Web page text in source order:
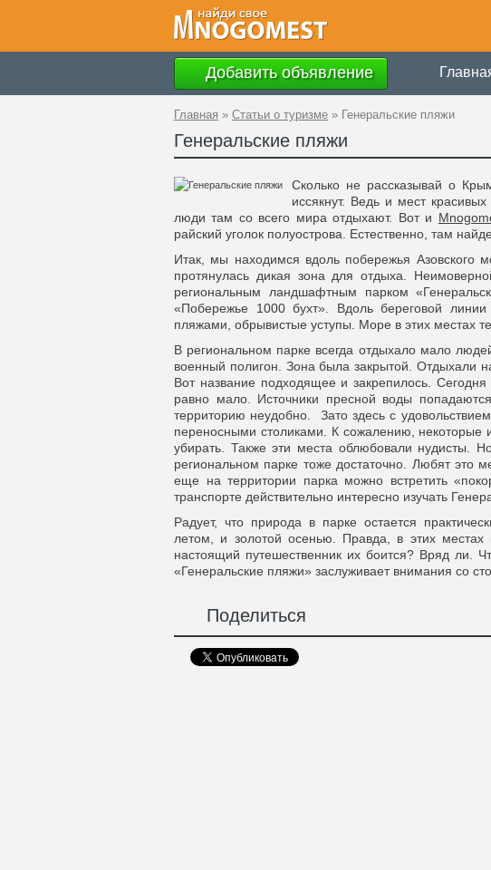
Добавить объявление
Главная » Статьи о туризме » Генеральские пляжи
Генеральские пляжи
Сколько не рассказывай о
иссякнут. Ведь и мест
люди там со всего мира отдыхают. Вот и
райский уголок полуострова. Естественно, там
Итак, мы находимся вдоль побережья Азовского
протянулась дикая зона для отдыха.
региональным ландшафтным парком
«Побережье 1000 бухт». Вдоль береговой
пляжами, обрывистые уступы. Море в этих местах
В региональном парке всегда отдыхало мало
военный полигон. Зона была закрытой. Отдыхали
Вот название подходящее и закрепилось.
равно мало. Источники пресной воды
территорию неудобно. Зато здесь с
переносными столиками. К сожалению, некоторые
убирать. Также эти места облюбовали нудисты.
региональном парке тоже достаточно. Любят это
еще на территории парка можно встретить
транспорте действительно интересно изучать
Радует, что природа в парке остается
летом, и золотой осенью. Правда, в этих
настоящий путешественник их боится? Вряд ли.
«Генеральские пляжи» заслуживает внимания со
Поделиться